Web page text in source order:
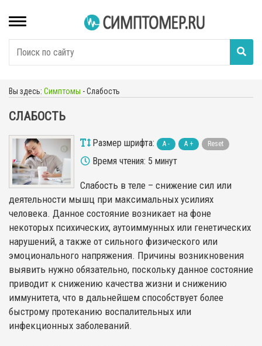
Вы здесь: Симптомы -Слабость
СЛАБОСТЬ
Размер шрифта: A - A + Reset
Время чтения: 5 минут
Слабость в теле – снижение сил или
деятельности мышц при максимальных усилиях
человека. Данное состояние возникает на фоне
некоторых психических, аутоиммунных или генетических
нарушений, а также от сильного физического или
эмоционального напряжения. Причины возникновения
выявить нужно обязательно, поскольку данное состояние
приводит к снижению качества жизни и снижению
иммунитета, что в дальнейшем способствует более
быстрому протеканию воспалительных или
инфекционных заболеваний.